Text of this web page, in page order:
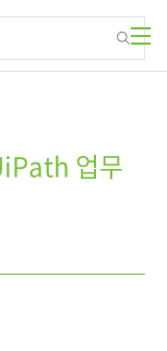
업무